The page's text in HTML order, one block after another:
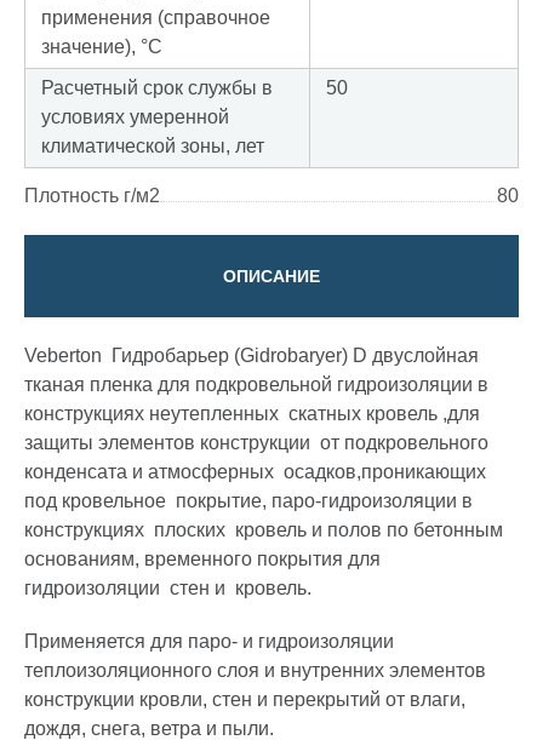
применения (справочное
значение), °С
Расчетный срок службы в
условиях умеренной
климатической зоны, лет
50
Плотность г/м2 80
ОПИСАНИЕ
Veberton Гидробарьер (Gidrobaryer) D двуслойная
тканая пленка для подкровельной гидроизоляции в
конструкциях неутепленных скатных кровель ,для
защиты элементов конструкции от подкровельного
конденсата и атмосферных осадков,проникающих
под кровельное покрытие, паро-гидроизоляции в
конструкциях плоских кровель и полов по бетонным
основаниям, временного покрытия для
гидроизоляции стен и кровель.
Применяется для паро- и гидроизоляции
теплоизоляционного слоя и внутренних элементов
конструкции кровли, стен и перекрытий от влаги,
дождя, снега, ветра и пыли.